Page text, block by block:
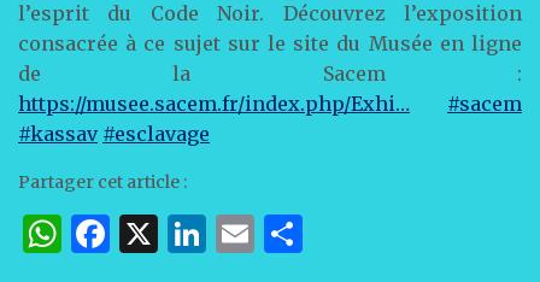
l’esprit du Code Noir. Découvrez l’exposition
consacrée à ce sujet sur le site du Musée en ligne
de la Sacem :
https://musee.sacem.fr/index.php/Exhi…
#sacem
#kassav #esclavage
Partager cet article :
W F
X
Li E